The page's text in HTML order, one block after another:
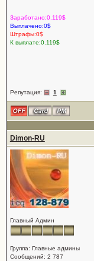
Заработано:0.119$
Выплачено:0$
Штрафы:0$
К выплате:0.119$
Репутация: 1
Dimon-RU
Главный Админ
Группа: Главные админы
Сообщений: 2 787